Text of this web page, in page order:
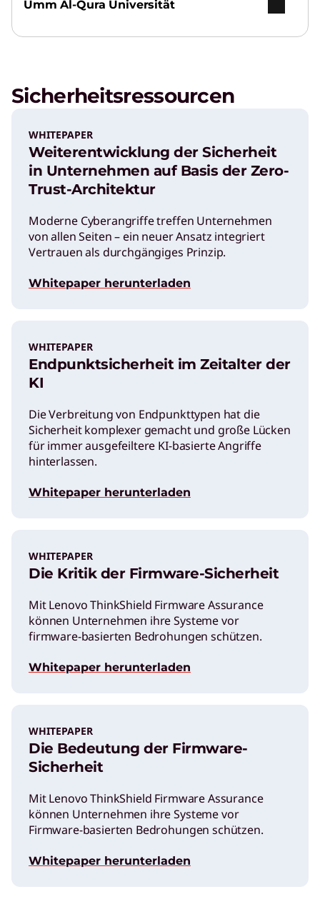
Umm Al-Qura Universität
Sicherheitsressourcen
WHITEPAPER
Weiterentwicklung der Sicherheit
in Unternehmen auf Basis der Zero-
Trust-Architektur
Moderne Cyberangriffe treffen Unternehmen
von allen Seiten – ein neuer Ansatz integriert
Vertrauen als durchgängiges Prinzip.
Whitepaper herunterladen
WHITEPAPER
Endpunktsicherheit im Zeitalter der
KI
Die Verbreitung von Endpunkttypen hat die
Sicherheit komplexer gemacht und große Lücken
für immer ausgefeiltere KI-basierte Angriffe
hinterlassen.
Whitepaper herunterladen
WHITEPAPER
Die Kritik der Firmware-Sicherheit
Mit Lenovo ThinkShield Firmware Assurance
können Unternehmen ihre Systeme vor
firmware-basierten Bedrohungen schützen.
Whitepaper herunterladen
WHITEPAPER
Die Bedeutung der Firmware-
Sicherheit
Mit Lenovo ThinkShield Firmware Assurance
können Unternehmen ihre Systeme vor
Firmware-basierten Bedrohungen schützen.
Whitepaper herunterladen